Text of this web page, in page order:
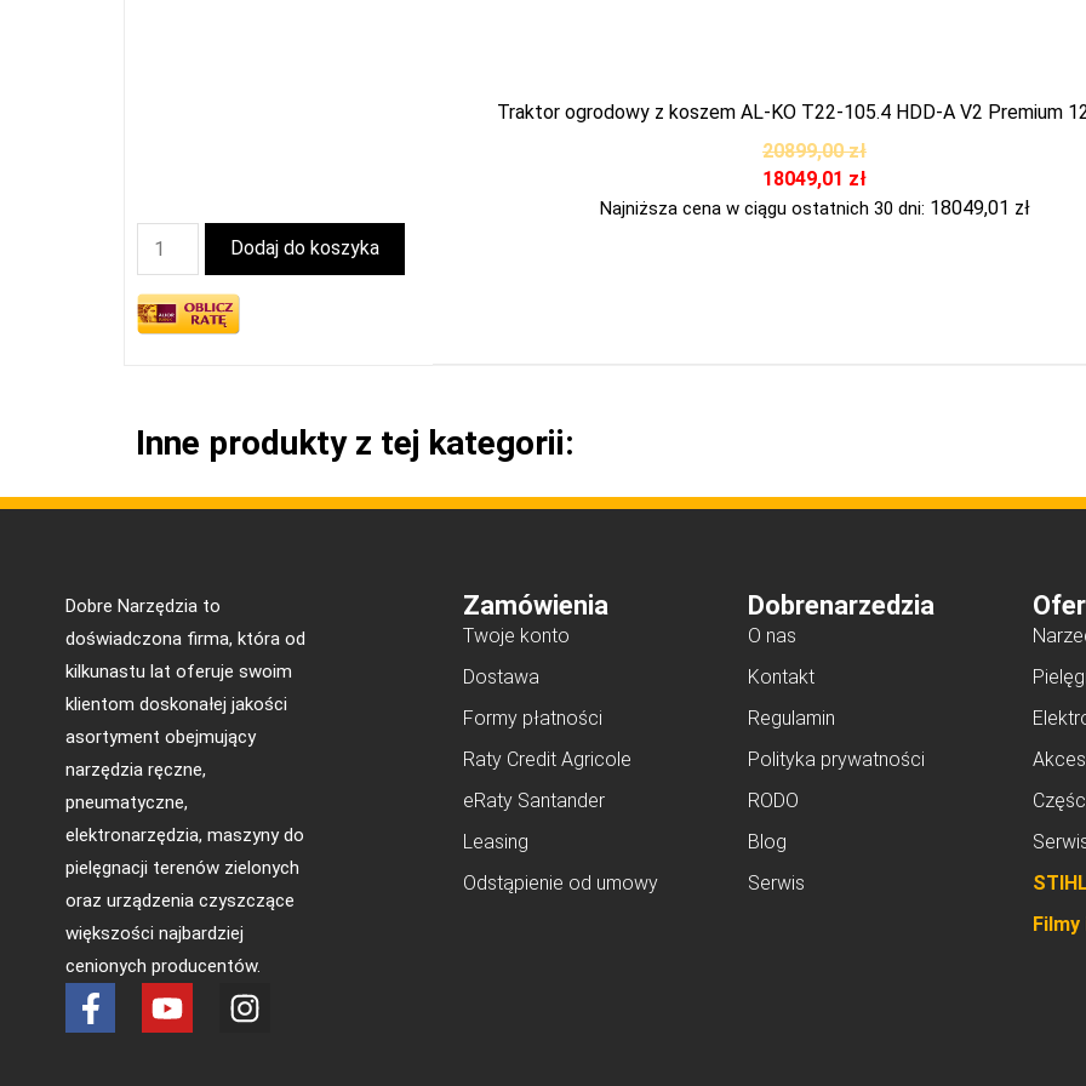
Traktor ogrodowy z koszem AL-KO T22-105.4 HDD-A V2 Premium
20899,00zł
18049,01 zł
Najniższa cena w ciągu ostatnich 30 dni: 18049,01 zł
Dodaj do koszyka
Inne produkty z tej kategorii:
Dobre Narzędzia to
doświadczona firma, która od
kilkunastu lat oferuje swoim
klientom doskonałej jakości
asortyment obejmujący
narzędzia ręczne,
pneumatyczne,
elektronarzędzia, maszyny do
pielęgnacji terenów zielonych
oraz urządzenia czyszczące
większości najbardziej
cenionych producentów.
Zamówienia
Twoje konto
Dostawa
Formy płatności
Raty Credit Agricole
eRaty Santander
Leasing
Odstąpienie od umowy
Dobrenarzedzia
O nas
Kontakt
Regulamin
Polityka prywatności
RODO
Blog
Serwis